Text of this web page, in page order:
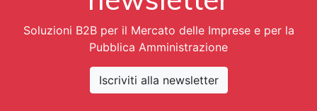
Soluzioni B2B per il Mercato delle Imprese e per la
Pubblica Amministrazione
Iscriviti alla newsletter